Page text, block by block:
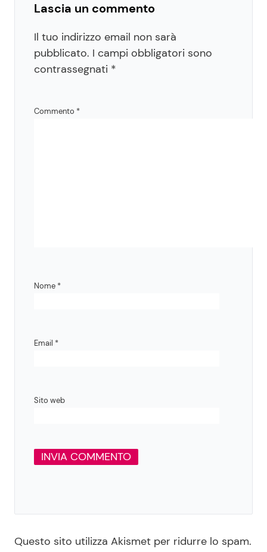
Lascia un commento
Il tuo indirizzo email non sarà
pubblicato. I campi obbligatori sono
contrassegnati *
Commento *
Nome *
Email *
Sito web
Questo sito utilizza Akismet per ridurre lo spam.